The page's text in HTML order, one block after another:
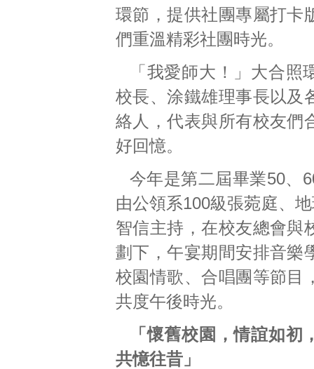
環節，提供社團專屬打卡
們重溫精彩社團時光。
「我愛師大！」大合照
校長、涂鐵雄理事長以及
絡人，代表與所有校友們
好回憶。
今年是第二屆畢業50、
由公領系100級張菀庭、
智信主持，在校友總會與
劃下，午宴期間安排音樂
校園情歌、合唱團等節目
共度午後時光。
「懷舊校園，情誼如初
共憶往昔」